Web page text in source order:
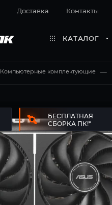
Доставка Контакты
КАТАЛОГ
Компьютерные комплектующие —
Бесплатная сборка ПК